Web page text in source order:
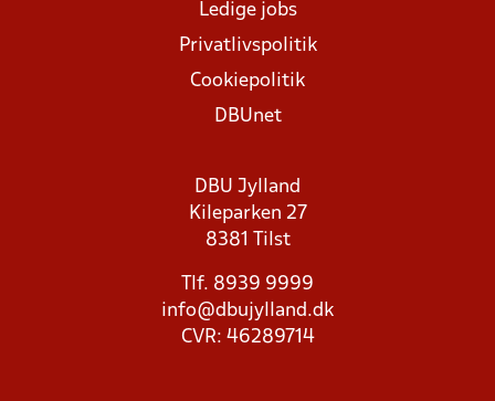
Ledige jobs
Privatlivspolitik
Cookiepolitik
DBUnet
DBU Jylland
Kileparken 27
8381 Tilst
Tlf. 8939 9999
info@dbujylland.dk
CVR: 46289714